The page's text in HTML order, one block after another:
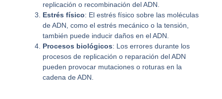
replicación o recombinación del ADN.
Estrés físico: El estrés físico sobre las moléculas
de ADN, como el estrés mecánico o la tensión,
también puede inducir daños en el ADN.
Procesos biológicos: Los errores durante los
procesos de replicación o reparación del ADN
pueden provocar mutaciones o roturas en la
cadena de ADN.